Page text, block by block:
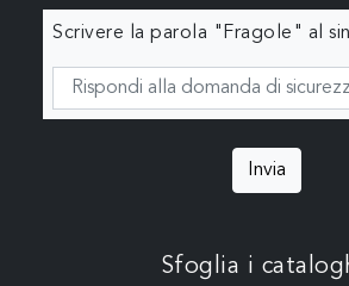
Scrivere la parola "Fragole" al
Invia
Sfoglia i